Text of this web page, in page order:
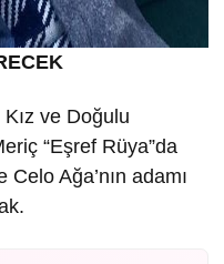
ve Doğulu
“Eşref Rüya”da
Ağa’nın adamı